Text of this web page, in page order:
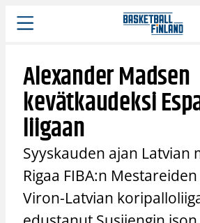
Siirry
sisältöön
Alexander Madsen
kevätkaudeksi
liigaan
Syyskauden ajan Latvian
Rigaa FIBA:n
Viron-Latvian